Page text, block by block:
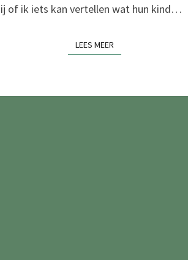
of ik iets kan vertellen wat hun kind…
LEES MEER